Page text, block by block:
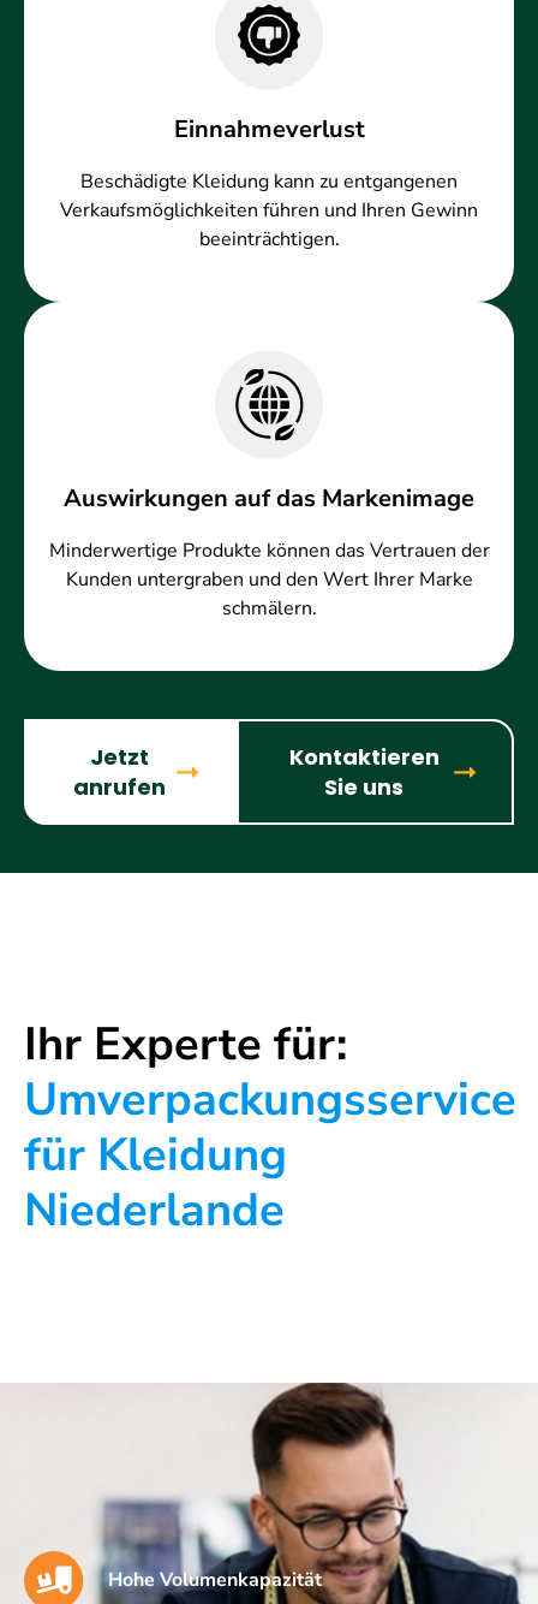
Einnahmeverlust
Beschädigte Kleidung kann zu entgangenen
Verkaufsmöglichkeiten führen und Ihren Gewinn
beeinträchtigen.
Auswirkungen auf das Markenimage
Minderwertige Produkte können das Vertrauen der
Kunden untergraben und den Wert Ihrer Marke
schmälern.
Jetzt
anrufen
Kontaktieren
Sie uns
Ihr Experte für:
Umverpackungsservice
für Kleidung
Niederlande
Hohe Volumenkapazität